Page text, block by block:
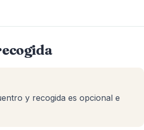
y recogida es opcional e